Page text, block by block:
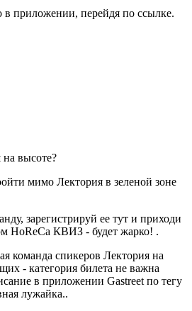
приложении, перейдя по ссылке.
высоте?
мимо Лектория в зеленой зоне
зарегистрируй ее тут и приходи
HoReCa КВИЗ - будет жарко! .
команда спикеров Лектория на
- категория билета не важна
в приложении Gastreet по тегу
лужайка..